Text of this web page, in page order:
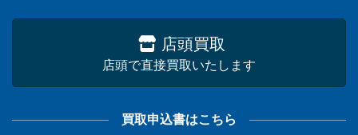
店頭買取
店頭で直接買取いたします
買取申込書はこちら